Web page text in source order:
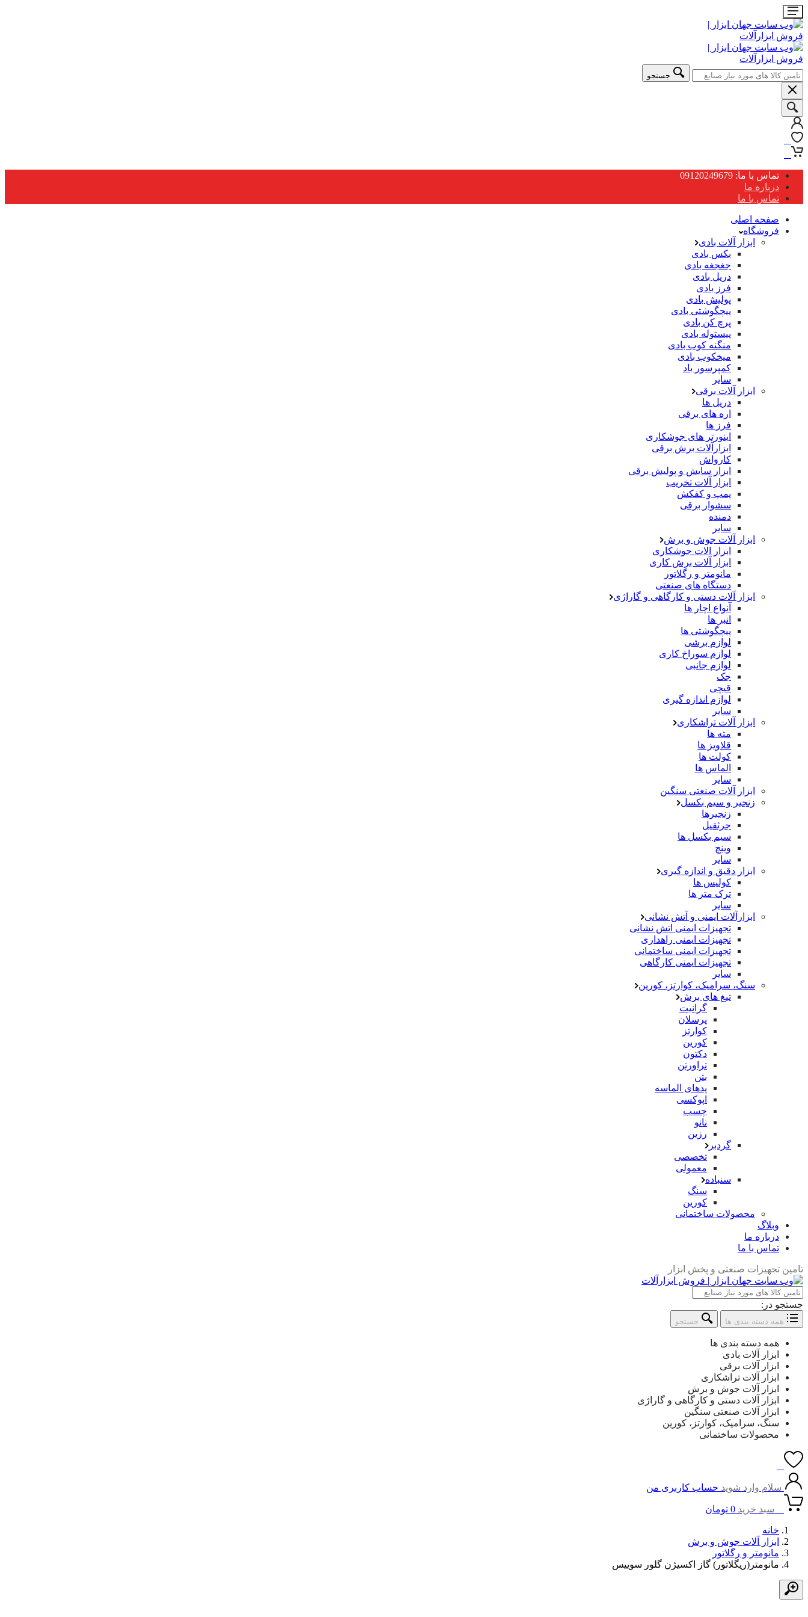
جستجو
تماس با ما: 09120249679
درباره ما
تماس با ما
صفحه اصلی
فروشگاه
ابزار آلات بادی
بکس بادی
جغجغه بادی
دریل بادی
فرز بادی
پولیش بادی
پیچگوشتی بادی
پرچ کن بادی
پیستوله بادی
منگنه کوب بادی
میخکوب بادی
کمپرسور باد
سایر
ابزار آلات برقی
دریل ها
اره های برقی
فرز ها
اینورتر های جوشکاری
ابزارآلات برش برقی
کارواش
ابزار سایش و پولیش برقی
ابزار آلات تخریب
پمپ و کفکش
سشوار برقی
دمنده
سایر
ابزار آلات جوش و برش
ابزار الات جوشکاری
ابزار آلات برش کاری
مانومتر و رگلاتور
دستگاه های صنعتی
ابزار آلات دستی و کارگاهی و گاراژی
آنواع اچار ها
انبر ها
پیچگوشتی ها
لوازم برشی
لوازم سوراخ کاری
لوازم جانبی
جک
قیچی
لوازم اندازه گیری
سایر
ابزار آلات تراشکاری
مته ها
قلاویز ها
کولت ها
الماس ها
سایر
ابزار آلات صنعتی سنگین
زنجیر و سیم بکسل
زنجیرها
جرثقیل
سیم بکسل ها
وینچ
سایر
ابزار دقیق و اندازه گیری
کولیس ها
ترک متر ها
سایر
ابزارآلات ایمنی و آتش نشانی
تجهیزات ایمنی اتش نشانی
تجهیزات ایمنی راهداری
تجهیزات ایمنی ساختمانی
تجهیزات ایمنی کارگاهی
سایر
سنگ، سرامیک، کوارتز، کورین
تیغ های برش
گرانیت
پرسلان
کوارتز
کورین
دکتون
تراورتن
بتن
پدهای الماسه
اپوکسی
چسب
نانو
رزین
گردبر
تخصصی
معمولی
سنباده
سنگ
کورین
محصولات ساختمانی
وبلاگ
درباره ما
تماس با ما
تامین تجهیزات صنعتی و پخش ابزار
جستجو در:
همه دسته بندی ها جستجو
همه دسته بندی ها
ابزار آلات بادی
ابزار آلات برقی
ابزار آلات تراشکاری
ابزار آلات جوش و برش
ابزار آلات دستی و کارگاهی و گاراژی
ابزار آلات صنعتی سنگین
سنگ، سرامیک، کوارتز، کورین
محصولات ساختمانی
سلام وارد شوید حساب کاربری من
سبد خرید 0 تومان
خانه
ابزار آلات جوش و برش
مانومتر و رگلاتور
مانومتر(ریگلاتور) گاز اکسیژن گلور سوییس